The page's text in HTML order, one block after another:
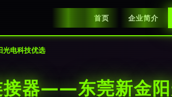
首页 企业简介
光电科技优选
器——东莞新金